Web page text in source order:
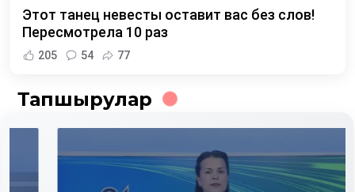
Этот танец невесты оставит вас без слов!
Пересмотрела 10 раз
205 54 77
Тапшырулар